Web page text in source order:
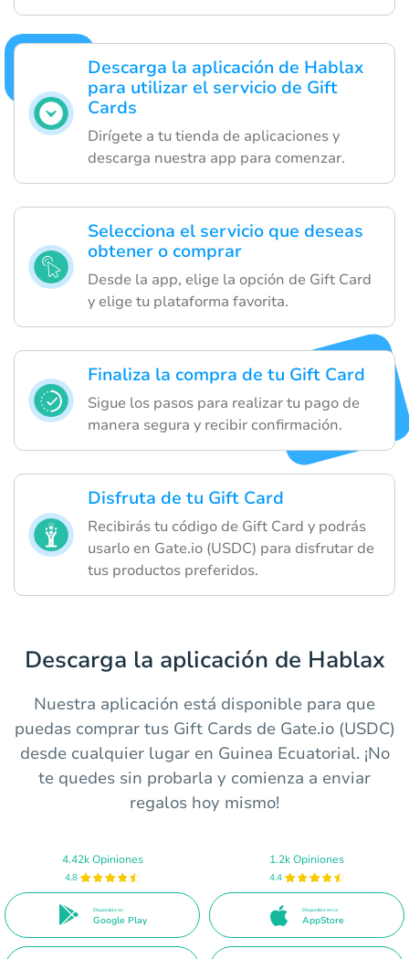
Descarga la aplicación de Hablax
para utilizar el servicio de Gift
Cards
Dirígete a tu tienda de aplicaciones y
descarga nuestra app para comenzar.
Selecciona el servicio que deseas
obtener o comprar
Desde la app, elige la opción de Gift Card
y elige tu plataforma favorita.
Finaliza la compra de tu Gift Card
Sigue los pasos para realizar tu pago de
manera segura y recibir confirmación.
Disfruta de tu Gift Card
Recibirás tu código de Gift Card y podrás
usarlo en Gate.io (USDC) para disfrutar de
tus productos preferidos.
Descarga la aplicación de Hablax
Nuestra aplicación está disponible para que
puedas comprar tus Gift Cards de Gate.io (USDC)
desde cualquier lugar en Guinea Ecuatorial. ¡No
te quedes sin probarla y comienza a enviar
regalos hoy mismo!
4.42k Opiniones
4.8
Disponible en
Google Play
1.2k Opiniones
4.4
Disponible en la
AppStore